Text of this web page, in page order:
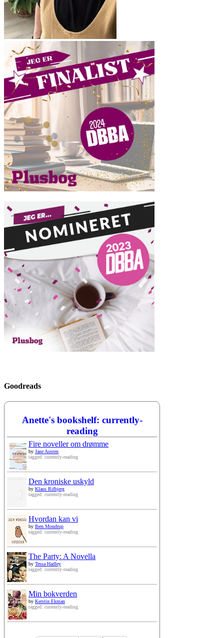
Goodreads
Anette's bookshelf: currently-
reading
Fire noveller om drømme
by Jane Austen
tagged: currently-reading
Den kroniske uskyld
by Klaus Rifbjerg
tagged: currently-reading
Hvordan kan vi
by Iben Mondrup
tagged: currently-reading
The Party: A Novella
by Tessa Hadley
tagged: currently-reading
Min bokverden
by Kerstin Ekman
tagged: currently-reading